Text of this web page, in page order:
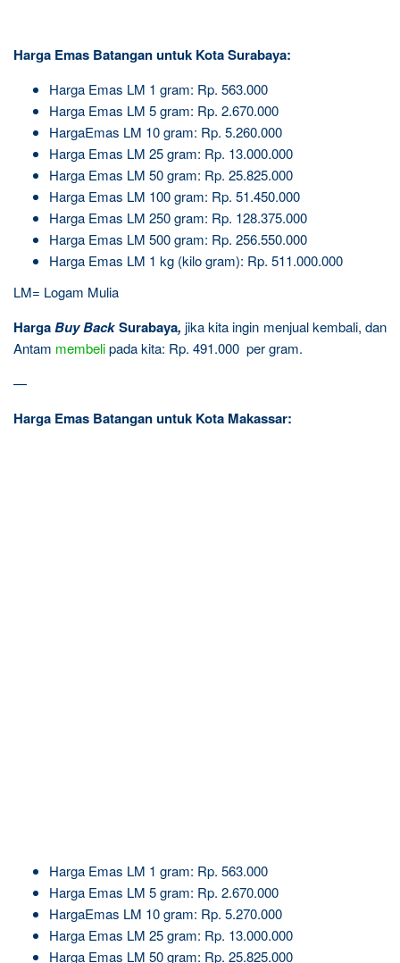
Harga Emas Batangan untuk Kota Surabaya:
Harga Emas LM 1 gram: Rp. 563.000
Harga Emas LM 5 gram: Rp. 2.670.000
HargaEmas LM 10 gram: Rp. 5.260.000
Harga Emas LM 25 gram: Rp. 13.000.000
Harga Emas LM 50 gram: Rp. 25.825.000
Harga Emas LM 100 gram: Rp. 51.450.000
Harga Emas LM 250 gram: Rp. 128.375.000
Harga Emas LM 500 gram: Rp. 256.550.000
Harga Emas LM 1 kg (kilo gram): Rp. 511.000.000
LM= Logam Mulia
HargaBuy BackSurabaya, jika kita ingin menjual kembali, dan
Antam membelipada kita: Rp. 491.000 per gram.
—
Harga Emas Batangan untuk Kota Makassar:
Harga Emas LM 1 gram: Rp. 563.000
Harga Emas LM 5 gram: Rp. 2.670.000
HargaEmas LM 10 gram: Rp. 5.270.000
Harga Emas LM 25 gram: Rp. 13.000.000
Harga Emas LM 50 gram: Rp. 25.825.000